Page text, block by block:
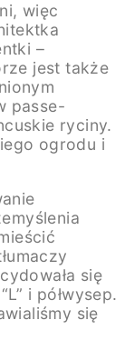
więc
–
jest także
passe-
ryciny.
ogrodu i
się
i półwysep.
się